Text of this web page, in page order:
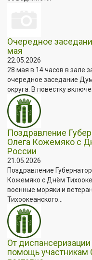
Очередное
мая
22.05.2026
28 мая в 14 часов в зале
очередное заседание
округа. В повестку
Поздравление
Олега Кожемяко с
России
21.05.2026
Поздравление
Кожемяко с Днём
военные моряки и
Тихоокеанского...
От
помощь